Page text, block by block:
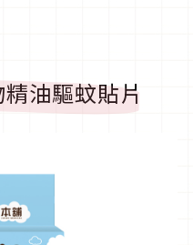
油驅蚊貼片